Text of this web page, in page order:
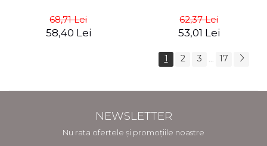
68,71 Lei
58,40 Lei
62,37 Lei
53,01 Lei
1 2 3 ... 17
NEWSLETTER
Nu rata ofertele și promoțiile noastre